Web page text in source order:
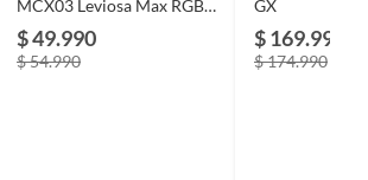
MCX03 Leviosa Max RGB
$ 49.990
$ 54.990
GX
$ 169.990
$ 174.990